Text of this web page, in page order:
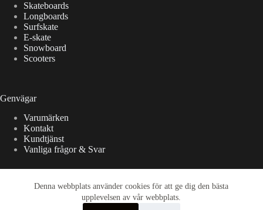
Denna webbplats använder cookies för att ge dig den bästa
upplevelsen av vår webbplats.
Skateboards
Longboards
Surfskate
E-skate
Snowboard
Scooters
Genvägar
Varumärken
Kontakt
Kundtjänst
Vanliga frågor & Svar
International orders